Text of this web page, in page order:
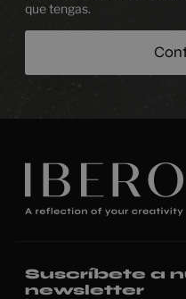
que tengas.
Suscríbete a
newsletter